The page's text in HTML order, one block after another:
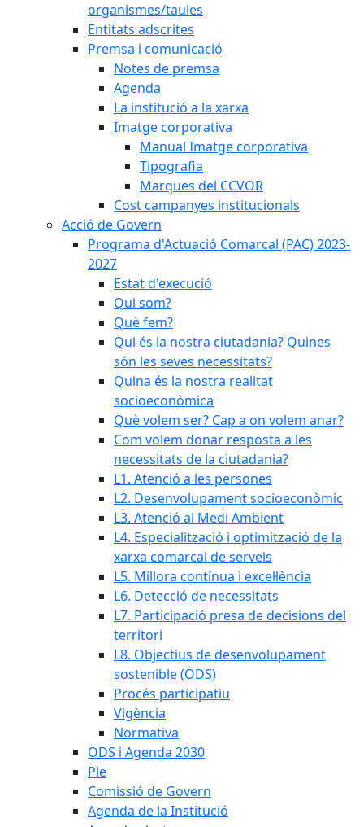
organismes/taules
Entitats adscrites
Premsa i comunicació
Notes de premsa
Agenda
La institució a la xarxa
Imatge corporativa
Manual Imatge corporativa
Tipografia
Marques del CCVOR
Cost campanyes institucionals
Acció de Govern
Programa d'Actuació Comarcal (PAC) 2023-
2027
Estat d'execució
Qui som?
Què fem?
Qui és la nostra ciutadania? Quines
són les seves necessitats?
Quina és la nostra realitat
socioeconòmica
Què volem ser? Cap a on volem anar?
Com volem donar resposta a les
necessitats de la ciutadania?
L1. Atenció a les persones
L2. Desenvolupament socioeconòmic
L3. Atenció al Medi Ambient
L4. Especialització i optimització de la
xarxa comarcal de serveis
L5. Millora contínua i excel·lència
L6. Detecció de necessitats
L7. Participació presa de decisions del
territori
L8. Objectius de desenvolupament
sostenible (ODS)
Procés participatiu
Vigència
Normativa
ODS i Agenda 2030
Ple
Comissió de Govern
Agenda de la Institució